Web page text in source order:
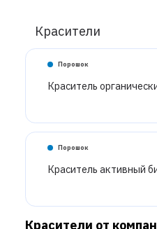
Красители
Порошок
Краситель
Порошок
Краситель активный
Красители от